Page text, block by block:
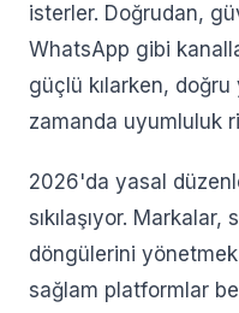
isterler. Doğrudan,
WhatsApp gibi
güçlü kılarken,
zamanda uyumluluk
2026'da yasal
sıkılaşıyor.
döngülerini
sağlam platformlar